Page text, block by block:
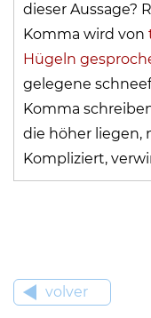
dieser Aussage?
Komma wird von
Hügeln
gelegene
Komma
die höher liegen,
Kompliziert,
volver